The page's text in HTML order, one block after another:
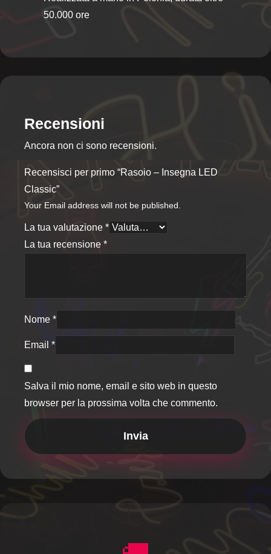
50.000 ore
Recensioni
Ancora non ci sono recensioni.
Recensisci per primo “Rasoio – Insegna LED
Classic”
Your Email address will not be published.
La tua valutazione *
La tua recensione *
Nome *
Email *
Salva il mio nome, email e sito web in questo
browser per la prossima volta che commento.